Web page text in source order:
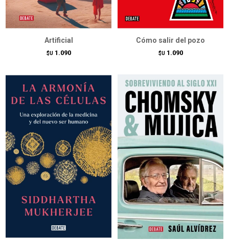
Artificial
$U 1.090
Cómo salir del pozo
$U 1.090